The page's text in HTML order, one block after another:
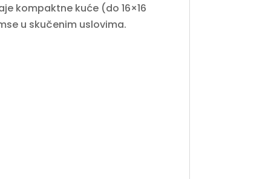
kompaktne kuće (do 16×16
u skučenim uslovima.